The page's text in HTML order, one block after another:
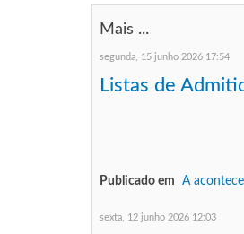
Mais ...
segunda, 15 junho 2026 17:54
Listas de
Publicado em A
sexta, 12 junho 2026 12:03